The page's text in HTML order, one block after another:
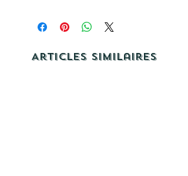
Articles similaires